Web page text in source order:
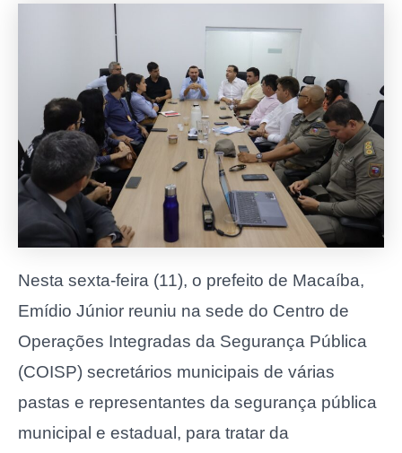
Nesta sexta-feira (11), o prefeito de Macaíba,
Emídio Júnior reuniu na sede do Centro de
Operações Integradas da Segurança Pública
(COISP) secretários municipais de várias
pastas e representantes da segurança pública
municipal e estadual, para tratar da